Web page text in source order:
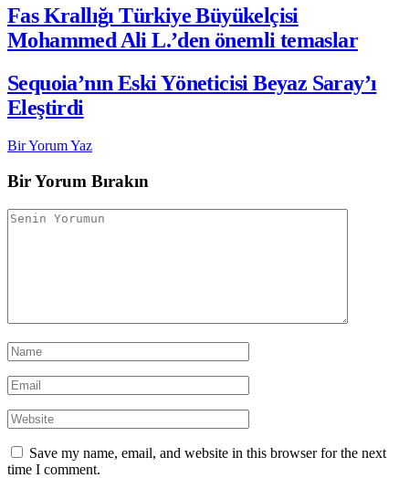
Fas Krallığı Türkiye Büyükelçisi
Mohammed Ali L.’den önemli temaslar
Sequoia’nın Eski Yöneticisi Beyaz Saray’ı
Eleştirdi
Bir Yorum Yaz
Bir Yorum Bırakın
Save my name, email, and website in this browser for the next
time I comment.